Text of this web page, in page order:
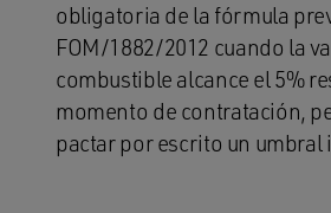
obligatoria de la fórmula
FOM/1882/2012 cuando la
combustible alcance el 5%
momento de contratación,
pactar por escrito un umbral